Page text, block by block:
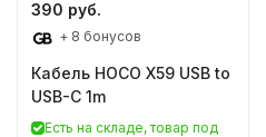
390 руб.
+ 8 бонусов
Кабель HOCO X59 USB to
USB-C 1m
Есть на складе, товар под